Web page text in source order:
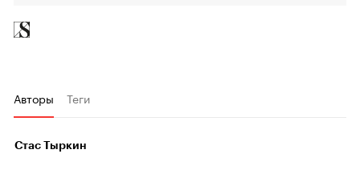
Авторы Теги
Стас Тыркин